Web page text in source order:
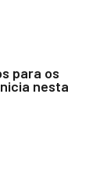
para os
nesta